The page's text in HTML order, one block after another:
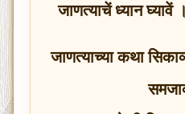
जाणत्याचें ध्यान
जाणत्याच्या कथा